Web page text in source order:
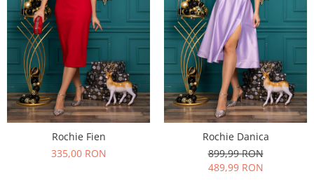
Rochie Fien
335,00 RON
Rochie Danica
899,99 RON
489,99 RON